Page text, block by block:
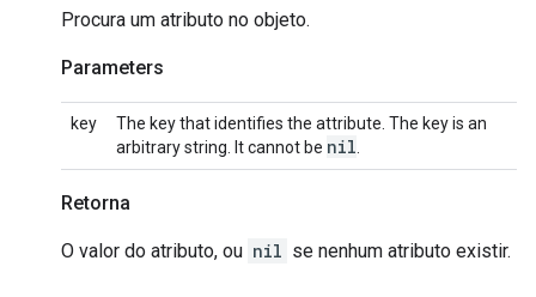
Procura um atributo no objeto.
Parameters
key
The key that identifies the attribute. The key is an
arbitrary string. It cannot be nil
Retorna
O valor do atributo, ou nil se nenhum atributo existir.